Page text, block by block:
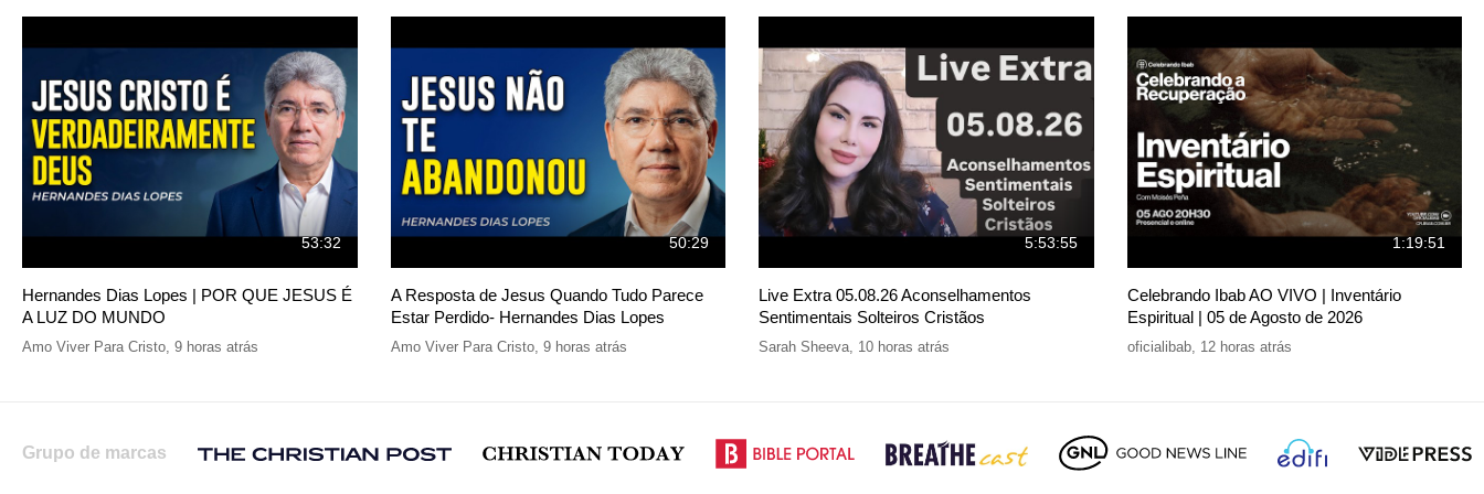
53:32
Hernandes Dias Lopes | POR QUE JESUS É
A LUZ DO MUNDO
Amo Viver Para Cristo 9 horas atrás
50:29
A Resposta de Jesus Quando Tudo Parece
Estar Perdido- Hernandes Dias Lopes
Amo Viver Para Cristo, 9 horas atrás
5:53:55
Live Extra 05.08.26 Aconselhamentos
Sentimentais Solteiros Cristãos
Sarah Sheeva 10 horas atrás
1:19:51
Celebrando Ibab AO VIVO | Inventário
Espiritual | 05 de Agosto de 2026
oficialibab, 12 horas atrás
Grupo de marcas